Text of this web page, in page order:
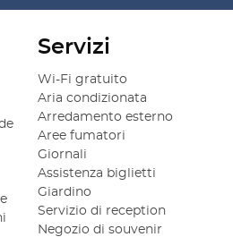
Servizi
Wi-Fi gratuito
Aria condizionata
Arredamento esterno
Aree fumatori
Giornali
Assistenza biglietti
Giardino
Servizio di reception
Negozio di souvenir